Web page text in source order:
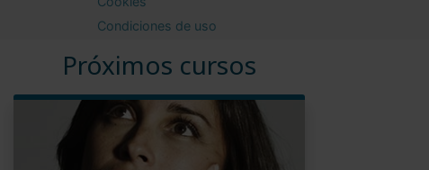
Próximos cursos
Condiciones de uso